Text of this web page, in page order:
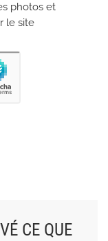
photos et
le site
CE QUE